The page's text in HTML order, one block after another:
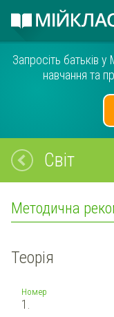
Запросіть батьків
навчання та
Світ
Методична
Теорія
Номер
1.